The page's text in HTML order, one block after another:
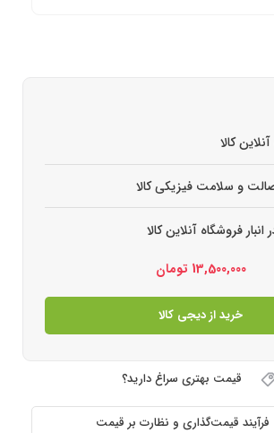
کالا
و سلامت فیزیکی کالا
فروشگاه آنلاین کالا
13,500,000 تومان
خرید از دیجی کالا
قیمت بهتری سراغ دارید؟
فرآیند قیمت‌گذاری و نظارت بر قیمت